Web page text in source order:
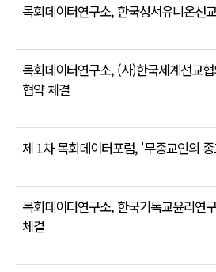
목회데이터연구소, 한국성서유니온선
목회데이터연구소, (사)한국세계선교
협약 체결
제 1차 목회데이터포럼, '무종교인의
목회데이터연구소, 한국기독교윤리연
체결